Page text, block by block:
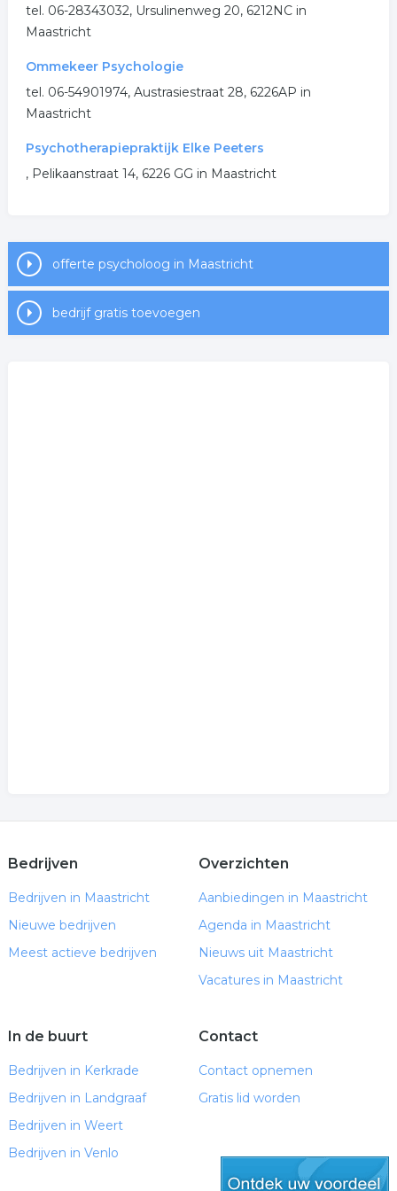
.
tel. 06-28343032, Ursulinenweg 20, 6212NC in
Maastricht
Ommekeer Psychologie
tel. 06-54901974, Austrasiestraat 28, 6226AP in
Maastricht
Psychotherapiepraktijk Elke Peeters
, Pelikaanstraat 14, 6226 GG in Maastricht
offerte psycholoog in Maastricht
bedrijf gratis toevoegen
Bedrijven
Bedrijven in Maastricht
Nieuwe bedrijven
Meest actieve bedrijven
Overzichten
Aanbiedingen in Maastricht
Agenda in Maastricht
Nieuws uit Maastricht
Vacatures in Maastricht
In de buurt
Bedrijven in Kerkrade
Bedrijven in Landgraaf
Bedrijven in Weert
Bedrijven in Venlo
Contact
Contact opnemen
Gratis lid worden